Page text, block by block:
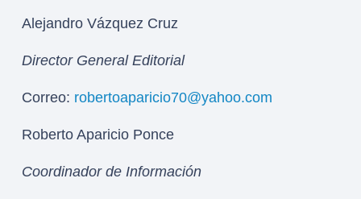
Alejandro Vázquez Cruz
Director General Editorial
Correo: robertoaparicio70@yahoo.com
Roberto Aparicio Ponce
Coordinador de Información